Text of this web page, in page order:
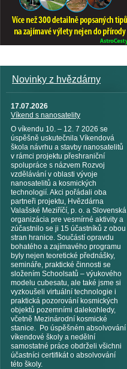
Novinky z hvězdárny
17.07.2026
Víkend s nanosatelity
O víkendu 10. – 12. 7 2026 se
úspěšně uskutečnila Víkendová
škola návrhu a stavby nanosatelitů
v rámci projektu přeshraniční
spolupráce s názvem Rozvoj
vzdělávání v oblasti vývoje
nanosatelitů a kosmických
technologií. Akci pořádali oba
partneři projektu, Hvězdárna
Valašské Meziříčí, p. o. a Slovenská
organizácia pre vesmírné aktivity a
zúčastnilo se ji 15 účastníků z obou
stran hranice. Součástí opravdu
bohatého a zajímavého programu
byly nejen teoretické přednášky,
semináře, praktické činnosti se
složením Schoolsatů – výukového
modelu cubesatu, ale také jsme si
vyzkoušeli virtuální technologie i
praktická pozorování kosmických
objektů pozemními dalekohledy,
včetně Mezinárodní kosmické
stanice. Po úspěšném absolvování
víkendové školy a nedělní
samostatné práce obdrželi všichni
účastníci certifikát o absolvování
této školy.